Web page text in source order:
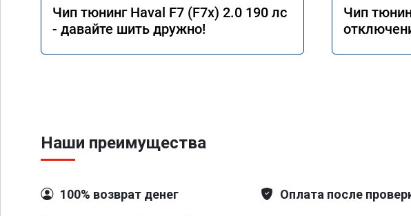
Чип тюнинг Haval F7 (F7x) 2.0 190 лс
- давайте шить дружно!
Чип
Наши преимущества
100% возврат денег Оплата после